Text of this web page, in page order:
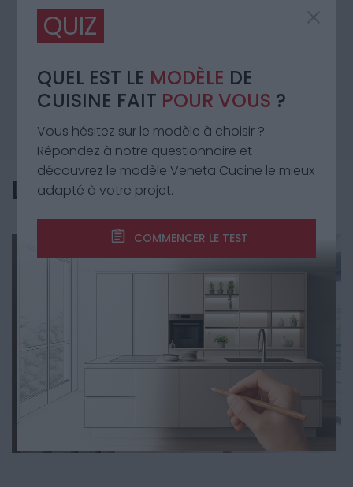
Une réalisation par Veneta Cucine Pornic
Un projet personnalisé crée par nos designer
concepteurs.
CONTACTEZ LE REVENDEUR
LA CUISINE EN DÉTAIL
QUIZ
QUEL EST LE MODÈLE DE
CUISINE FAIT POUR VOUS ?
Vous hésitez sur le modèle à choisir ?
Répondez à notre questionnaire et
découvrez le modèle Veneta Cucine le mieux
adapté à votre projet.
COMMENCER LE TEST